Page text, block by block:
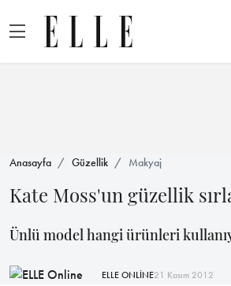
Anasayfa Güzellik Makyaj
Kate Moss'un güzellik
Ünlü model hangi ürünleri
ELLE ONLİNE21 Kasım 2012